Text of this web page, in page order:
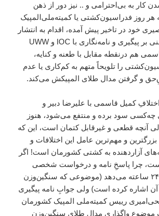
کار به بی‌احترامی و .. نیز دور از ذهن
روز فدراسیون‌کشتی یا کمیته‌ملی‌المپیک
خود در تاخیر پیش آمده، اقدام به انتشار
سند یا مدرکی مبنی بر پیگیری و نامه‌نگاری با IOC و UWW
هم درنقطه مقابل با طعنه و کنایه،
را تلویحاً متهم به کم‌کاری یا عدم
و گرفتن مدال طلای المپیکش می‌کند.
اختلافِ کمیل قاسمی با علیرضا دبیر و
سود برده و منتفع می‌شود، هنوز
قطعی و غیرقابل کتمان است، این که
بزرگترین و مهم‌ترین عامل این اختلافات و
آزاردهنده به کشتی کشورمان است! اگر
چرا پاسخِ نامه و درخواست شخصی
کمیل قاسمی را ۲۴ ساعته می‌دهد (موضوعی که سنگین‌وزن
آن اشاره کرده است) ولی جوابِ نامه پیگیری
رییس کمیته‌ملی المپیک کشورمان
موضوع واگذاری مدال طلای سنگین‌وزن